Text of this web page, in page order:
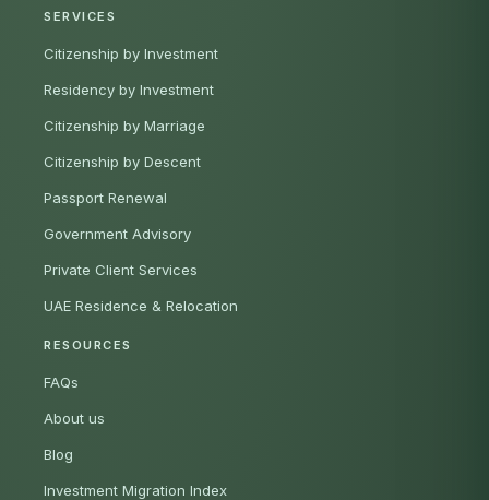
SERVICES
Citizenship by Investment
Residency by Investment
Citizenship by Marriage
Citizenship by Descent
Passport Renewal
Government Advisory
Private Client Services
UAE Residence & Relocation
RESOURCES
FAQs
About us
Blog
Investment Migration Index